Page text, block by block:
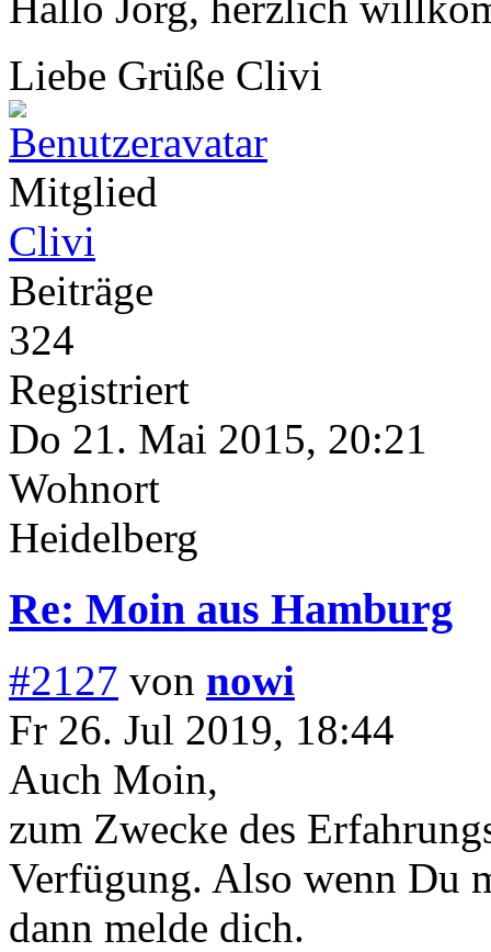
Liebe Grüße Clivi
Mitglied
Clivi
Beiträge
324
Registriert
Do 21. Mai 2015, 20:21
Wohnort
Heidelberg
Re: Moin aus Hamburg
#2127 von nowi
Fr 26. Jul 2019, 18:44
Auch Moin,
zum Zwecke des
Verfügung. Also wenn Du
dann melde dich.